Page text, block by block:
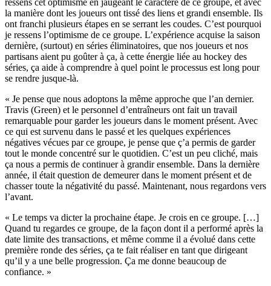
la manière dont les joueurs ont tissé des liens et grandi ensemble. Ils
ont franchi plusieurs étapes en se serrant les coudes. C’est pourquoi
je ressens l’optimisme de ce groupe. L’expérience acquise la saison
dernière, (surtout) en séries éliminatoires, que nos joueurs et nos
partisans aient pu goûter à ça, à cette énergie liée au hockey des
séries, ça aide à comprendre à quel point le processus est long pour
se rendre jusque-là.
« Je pense que nous adoptons la même approche que l’an dernier.
Travis (Green) et le personnel d’entraîneurs ont fait un travail
remarquable pour garder les joueurs dans le moment présent. Avec
ce qui est survenu dans le passé et les quelques expériences
négatives vécues par ce groupe, je pense que ç’a permis de garder
tout le monde concentré sur le quotidien. C’est un peu cliché, mais
ça nous a permis de continuer à grandir ensemble. Dans la dernière
année, il était question de demeurer dans le moment présent et de
chasser toute la négativité du passé. Maintenant, nous regardons vers
l’avant.
« Le temps va dicter la prochaine étape. Je crois en ce groupe. […]
Quand tu regardes ce groupe, de la façon dont il a performé après la
date limite des transactions, et même comme il a évolué dans cette
première ronde des séries, ça te fait réaliser en tant que dirigeant
qu’il y a une belle progression. Ça me donne beaucoup de
confiance. »